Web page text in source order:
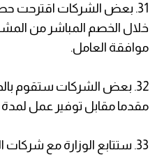
31. بعض الشركات اقترحت
خلال الخصم المباشر من
موافقة العامل.
مقدما مقابل توفير عمل لمدة 6 شهور.
33. ستتابع الوزارة مع